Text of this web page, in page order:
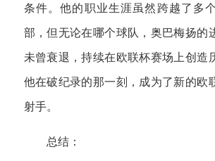
条件。他的职业生涯虽然跨越了多
部，但无论在哪个球队，奥巴梅扬的
未曾衰退，持续在欧联杯赛场上创造
他在破纪录的那一刻，成为了新的欧
射手。
总结：